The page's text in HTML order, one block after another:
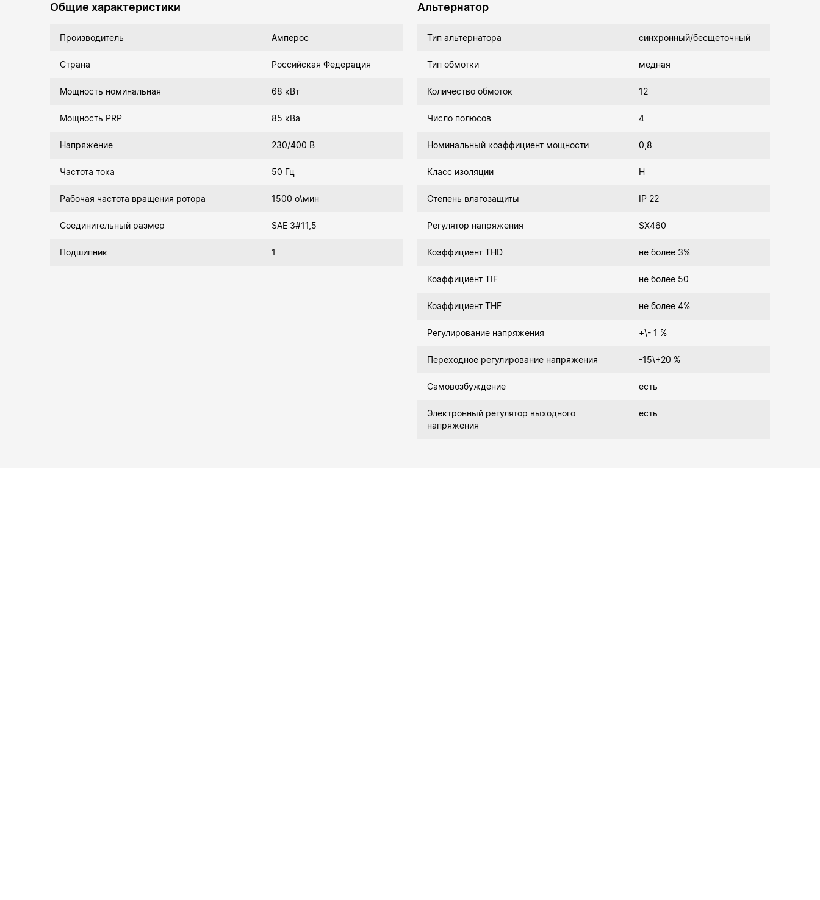
Общие характеристики
Производитель Амперос
Страна Российская Федерация
Мощность номинальная 68 кВт
Мощность PRP 85 кВа
Напряжение 230/400 В
Частота тока 50 Гц
Рабочая частота вращения ротора 1500 о\мин
Соединительный размер SAE 3#11,5
Подшипник 1
Альтернатор
Тип альтернатора синхронный/бесщеточный
Тип обмотки медная
Количество обмоток 12
Число полюсов 4
Номинальный коэффициент мощности 0,8
Класс изоляции Н
Степень влагозащиты IP 22
Регулятор напряжения SX460
Коэффициент THD не более 3%
Коэффициент TIF не более 50
Коэффициент THF не более 4%
Регулирование напряжения +\- 1 %
Переходное регулирование напряжения -15\+20 %
Самовозбуждение есть
Электронный регулятор выходного
напряжения
есть